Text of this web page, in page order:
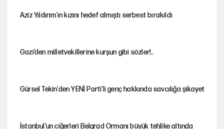
Aziz Yıldırım'ın kızını hedef almıştı serbest bırakıldı
Gazi’den milletvekillerine kurşun gibi sözler!..
Gürsel Tekin'den YENİ Parti’li genç hakkında savcılığa şikayet
İstanbul’un ciğerleri Belgrad Ormanı büyük tehlike altında